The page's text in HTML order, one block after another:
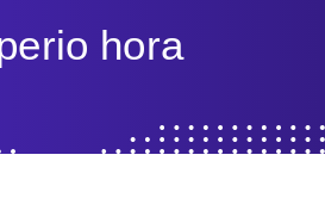
hora